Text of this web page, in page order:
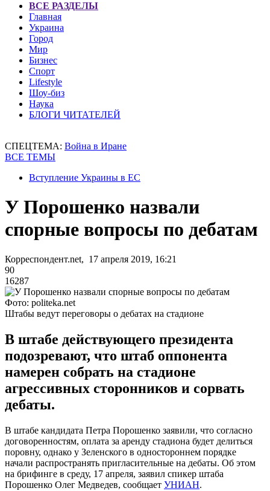
ВСЕ РАЗДЕЛЫ
Главная
Украина
Город
Мир
Бизнес
Спорт
Lifestyle
Шоу-биз
Наука
БЛОГИ ЧИТАТЕЛЕЙ
СПЕЦТЕМА: Война в Иране
ВСЕ ТЕМЫ
Вступление Украины в ЕС
У Порошенко назвали
спорные вопросы по дебатам
Корреспондент.net, 17 апреля 2019, 16:21
90
16287
Фото: politeka.net
Штабы ведут переговоры о дебатах на стадионе
В штабе действующего президента
подозревают, что штаб оппонента
намерен собрать на стадионе
агрессивных сторонников и сорвать
дебаты.
В штабе кандидата Петра Порошенко заявили, что согласно
договоренностям, оплата за аренду стадиона будет делиться
поровну, однако у Зеленского в одностороннем порядке
начали распространять пригласительные на дебаты. Об этом
на брифинге в среду, 17 апреля, заявил спикер штаба
Порошенко Олег Медведев, сообщает УНИАН.